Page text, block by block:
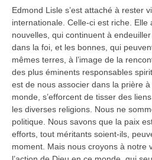
Edmond Lisle s’est attaché à rester
internationale. Celle-ci est riche. Elle
nouvelles, qui continuent à
dans la foi, et les bonnes, qui
mêmes terres, à l’image de la
des plus éminents responsables
est de nous associer dans la prière
monde, s’efforcent de tisser des
les diverses religions. Nous ne
politique. Nous savons que la paix
efforts, tout méritants soient-ils,
moment. Mais nous croyons à notre